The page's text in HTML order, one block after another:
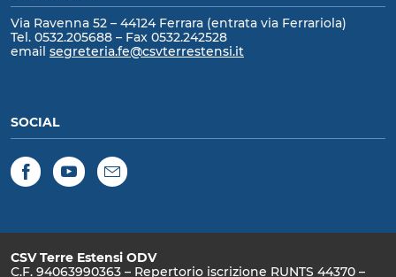
Via Ravenna 52 – 44124 Ferrara (entrata via Ferrariola)
Tel. 0532.205688 – Fax 0532.242528
email segreteria.fe@csvterrestensi.it
SOCIAL
FacebookYouTube
CSV Terre Estensi ODV
C.F. 94063990363 – Repertorio iscrizione RUNTS 44370 –